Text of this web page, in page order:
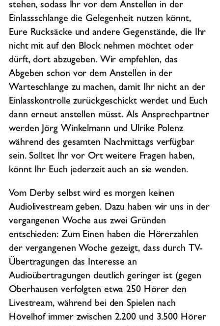
stehen, sodass Ihr vor dem Anstellen in der
Einlassschlange die Gelegenheit nutzen könnt,
Eure Rucksäcke und andere Gegenstände, die Ihr
nicht mit auf den Block nehmen möchtet oder
dürft, dort abzugeben. Wir empfehlen, das
Abgeben schon vor dem Anstellen in der
Warteschlange zu machen, damit Ihr nicht an der
Einlasskontrolle zurückgeschickt werdet und Euch
dann erneut anstellen müsst. Als Ansprechpartner
werden Jörg Winkelmann und Ulrike Polenz
während des gesamten Nachmittags verfügbar
sein. Solltet Ihr vor Ort weitere Fragen haben,
könnt Ihr Euch jederzeit auch an sie wenden.
Vom Derby selbst wird es morgen keinen
Audiolivestream geben. Dazu haben wir uns in der
vergangenen Woche aus zwei Gründen
entschieden: Zum Einen haben die Hörerzahlen
der vergangenen Woche gezeigt, dass durch TV-
Übertragungen das Interesse an
Audioübertragungen deutlich geringer ist (gegen
Oberhausen verfolgten etwa 250 Hörer den
Livestream, während bei den Spielen nach
Hövelhof immer zwischen 2.200 und 3.500 Hörer